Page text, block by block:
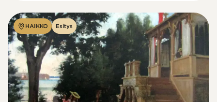
HAIKKO Esitys